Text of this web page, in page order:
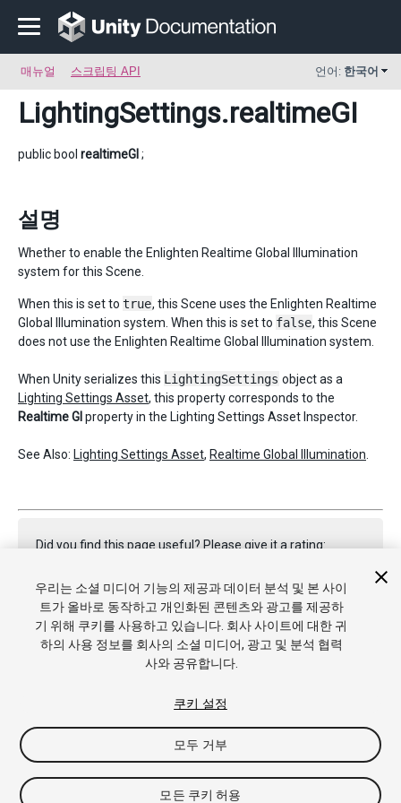
매뉴얼 스크립팅 API 언어: 한국어
LightingSettings.realtimeGI
public bool realtimeGI ;
설명
Whether to enable the Enlighten Realtime Global Illumination
system for this Scene.
When this is set to true, this Scene uses the Enlighten Realtime
Global Illumination system. When this is set to false, this Scene
does not use the Enlighten Realtime Global Illumination system.
When Unity serializes this LightingSettings object as a
Lighting Settings Asset, this property corresponds to the
Realtime GI property in the Lighting Settings Asset Inspector.
See Also: Lighting Settings Asset, Realtime Global Illumination
Did you find this page useful? Please give it a rating:
Report a problem on this page
Copyright © 2022 Unity Technologies. Publication 2022.2
및 이용약관
개인정보처리방침
내 개인정보 판
우리는 소셜 미디어 기능의 제공과 데이터 분석 및 본 사이
트가 올바로 동작하고 개인화된 콘텐츠와 광고를 제공하
기 위해 쿠키를 사용하고 있습니다. 회사 사이트에 대한 귀
하의 사용 정보를 회사의 소셜 미디어, 광고 및 분석 협력
사와 공유합니다.
쿠키 설정
모두 거부
모든 쿠키 허용